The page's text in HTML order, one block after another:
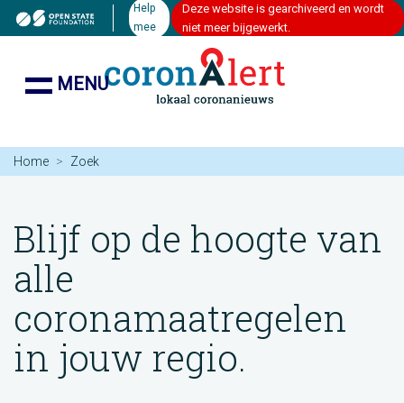
Help
mee
Deze website is gearchiveerd en wordt
niet meer bijgewerkt.
MENU
Home Zoek
Blijf op de hoogte van
alle
coronamaatregelen
in jouw regio.